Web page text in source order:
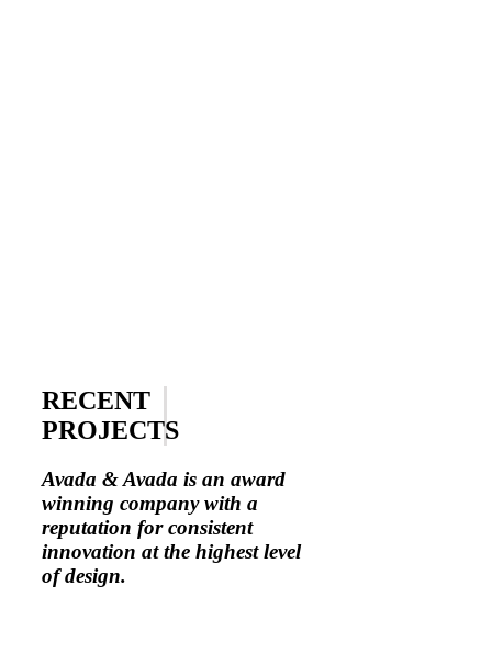
RECENT
PROJECTS
Avada & Avada is an award
winning company with a
reputation for consistent
innovation at the highest level
of design.